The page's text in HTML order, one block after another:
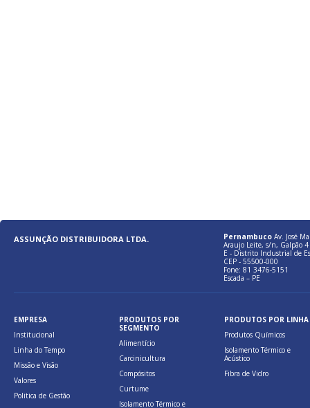
ASSUNÇÃO DISTRIBUIDORA LTDA. Pernambuco Av. José
Araujo Leite, s/n, Galpão 4
E - Distrito Industrial de
CEP - 55500-000
Fone: 81 3476-5151
Escada – PE
EMPRESA
Institucional
Linha do Tempo
Missão e Visão
Valores
Politica de Gestão
PRODUTOS POR
SEGMENTO
Alimentício
Carcinicultura
Compósitos
Curtume
Isolamento Térmico e
PRODUTOS POR LINHA
Produtos Químicos
Isolamento Térmico e
Acústico
Fibra de Vidro